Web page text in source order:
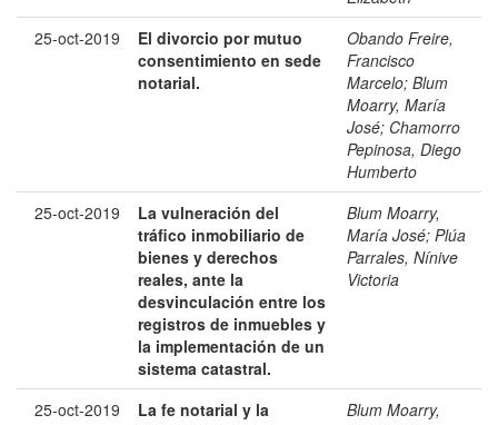
25-oct-2019
El divorcio por mutuo
consentimiento en sede
notarial.
Obando Freire,
Francisco
Marcelo; Blum
Moarry, María
José; Chamorro
Pepinosa, Diego
Humberto
25-oct-2019
La vulneración del
tráfico inmobiliario de
bienes y derechos
reales, ante la
desvinculación entre los
registros de inmuebles y
la implementación de un
sistema catastral.
Blum Moarry,
María José; Plúa
Parrales, Nínive
Victoria
25-oct-2019
La fe notarial y la
Blum Moarry,